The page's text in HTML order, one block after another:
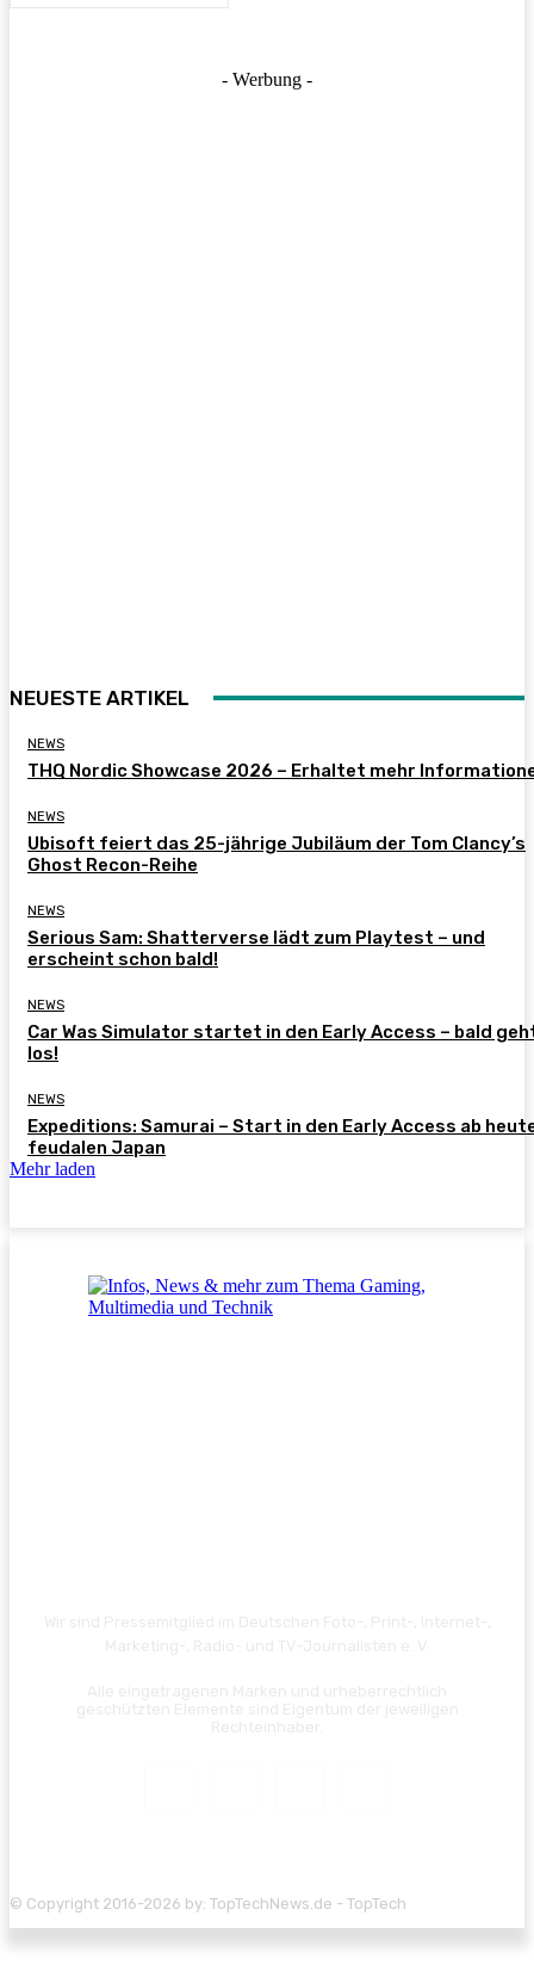
- Werbung -
NEUESTE ARTIKEL
NEWS
THQ Nordic Showcase 2026 – Erhaltet mehr
NEWS
Ubisoft feiert das 25-jährige Jubiläum der Tom Clancy’s
Ghost Recon-Reihe
NEWS
Serious Sam: Shatterverse lädt zum Playtest – und
erscheint schon bald!
NEWS
Car Was Simulator startet in den Early Access – bald
los!
NEWS
Expeditions: Samurai – Start in den Early Access ab
feudalen Japan
Mehr laden
© Copyright 2016-2026 by: TopTechNews.de - TopTech